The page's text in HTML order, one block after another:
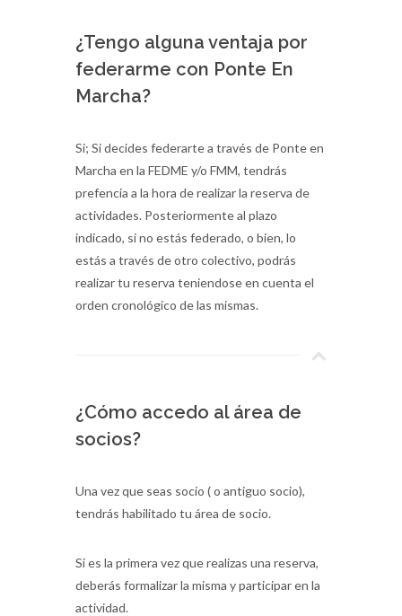
¿Tengo alguna ventaja por
federarme con Ponte En
Marcha?
Si; Si decides federarte a través de Ponte en
Marcha en la FEDME y/o FMM, tendrás
prefencia a la hora de realizar la reserva de
actividades. Posteriormente al plazo
indicado, si no estás federado, o bien, lo
estás a través de otro colectivo, podrás
realizar tu reserva teniendose en cuenta el
orden cronológico de las mismas.
¿Cómo accedo al área de
socios?
Una vez que seas socio ( o antiguo socio),
tendrás habilitado tu área de socio.
Si es la primera vez que realizas una reserva,
deberás formalizar la misma y participar en la
actividad.